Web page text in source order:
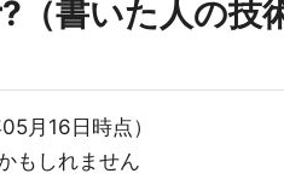
書いた人の技
月16日時点）
もしれません